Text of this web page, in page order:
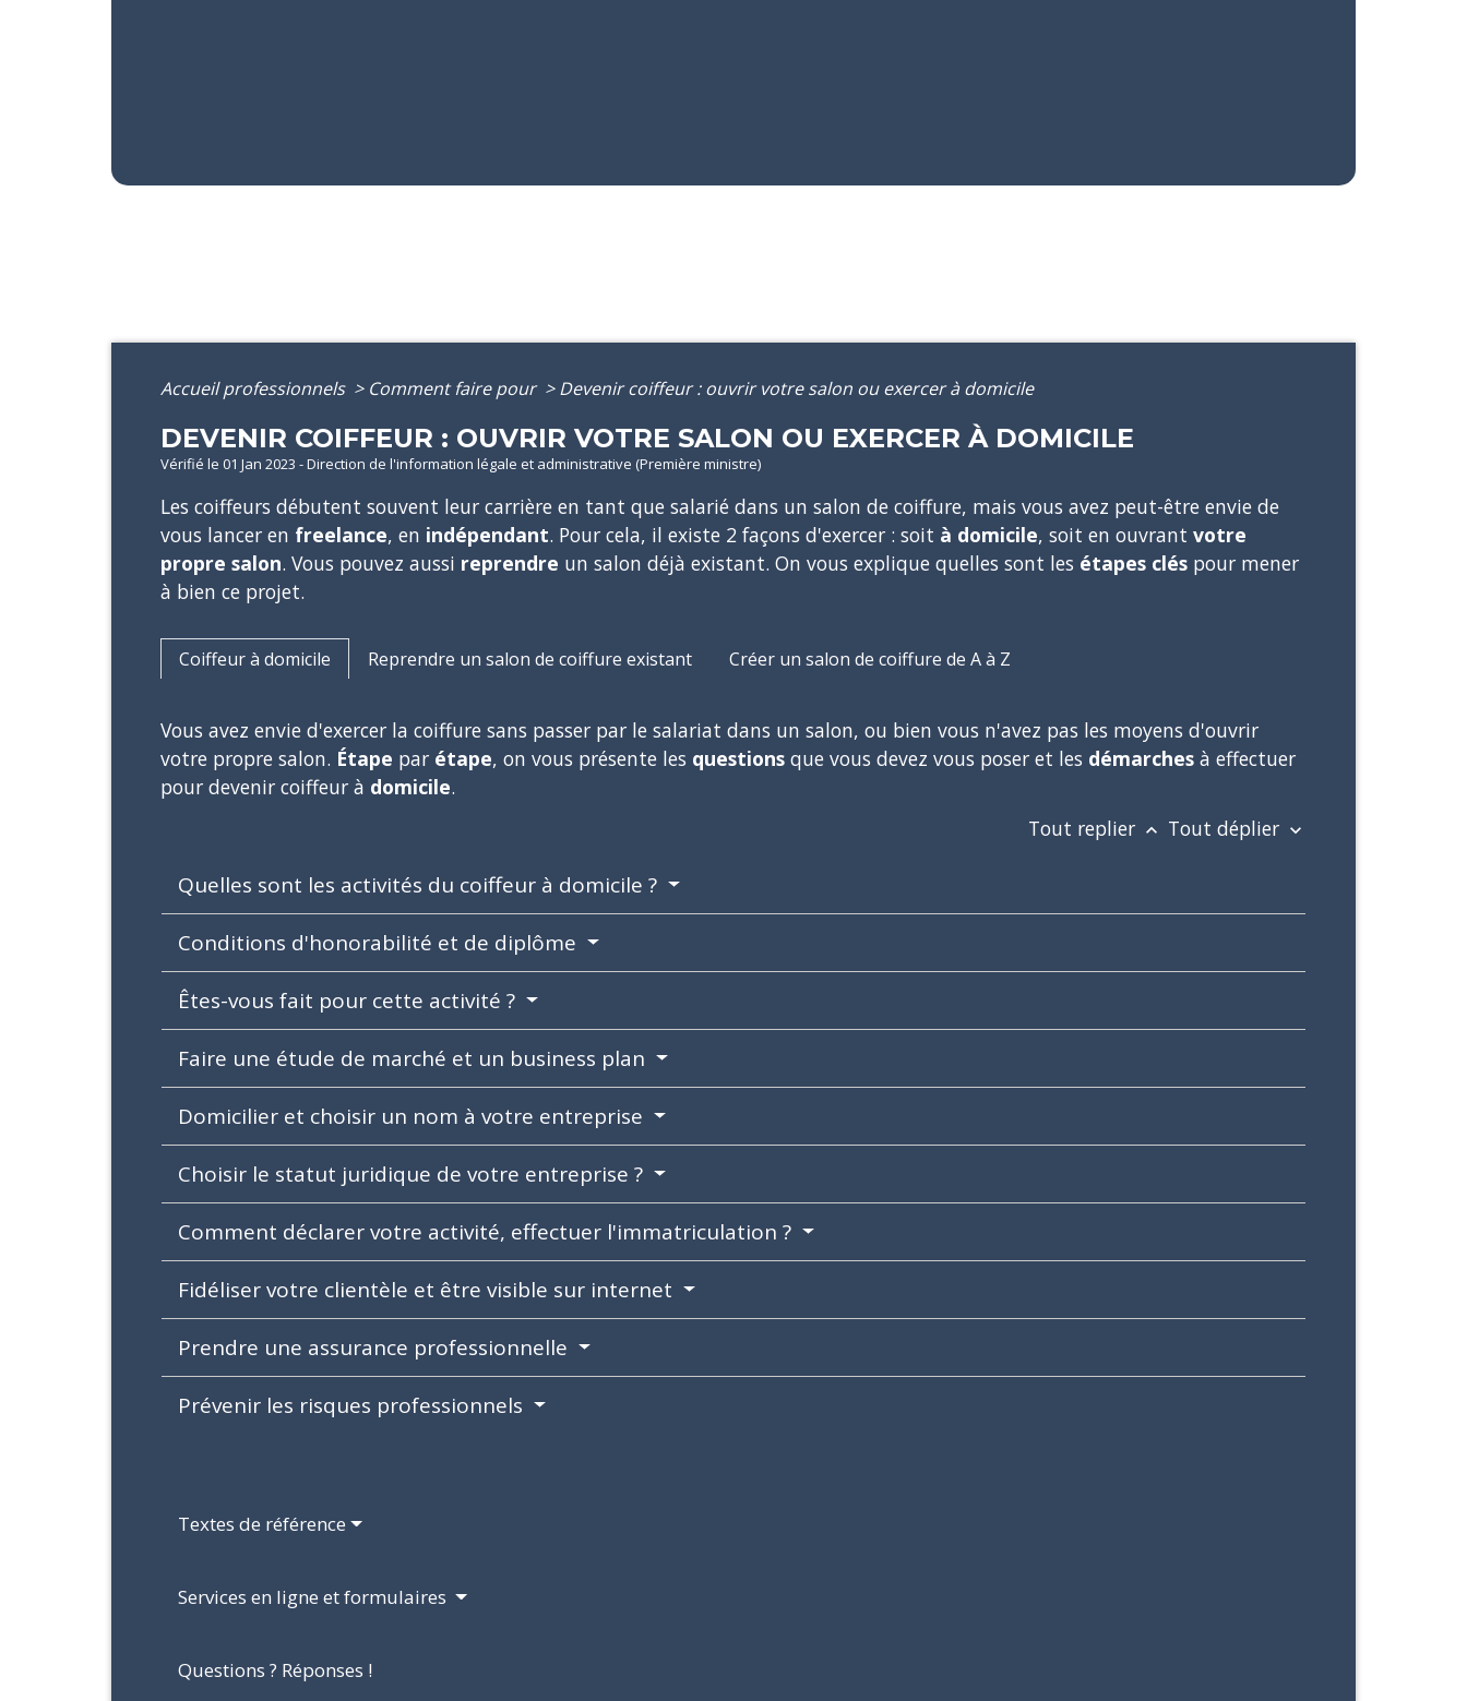
Accueil professionnels > Comment faire pour > Devenir coiffeur : ouvrir votre salon ou exercer à domicile
DEVENIR COIFFEUR : OUVRIR VOTRE SALON OU EXERCER À DOMICILE
Vérifié le 01 Jan 2023 - Direction de l'information légale et administrative (Première ministre)
Les coiffeurs débutent souvent leur carrière en tant que salarié dans un salon de coiffure, mais vous avez peut-être envie de
vous lancer en freelance, en indépendant. Pour cela, il existe 2 façons d'exercer : soit à domicile, soit en ouvrant votre
propre salon. Vous pouvez aussi reprendre un salon déjà existant. On vous explique quelles sont les étapes clés pour mener
à bien ce projet.
Coiffeur à domicile Reprendre un salon de coiffure existant Créer un salon de coiffure de A à Z
Vous avez envie d'exercer la coiffure sans passer par le salariat dans un salon, ou bien vous n'avez pas les moyens d'ouvrir
votre propre salon. Étape par étape, on vous présente les questions que vous devez vous poser et les démarches à effectuer
pour devenir coiffeur à domicile.
Tout replier keyboard_arrow_up Tout déplier keyboard_arrow_down
Quelles sont les activités du coiffeur à domicile ?
Conditions d'honorabilité et de diplôme
Êtes-vous fait pour cette activité ?
Faire une étude de marché et un business plan
Domicilier et choisir un nom à votre entreprise
Choisir le statut juridique de votre entreprise ?
Comment déclarer votre activité, effectuer l'immatriculation ?
Fidéliser votre clientèle et être visible sur internet
Prendre une assurance professionnelle
Prévenir les risques professionnels
Textes de référence
Services en ligne et formulaires
Questions ? Réponses !